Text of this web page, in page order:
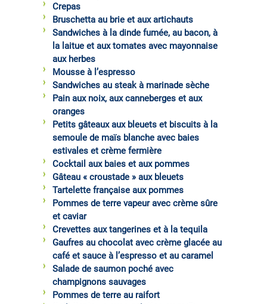
Crepas
Bruschetta au brie et aux artichauts
Sandwiches à la dinde fumée, au bacon, à
la laitue et aux tomates avec mayonnaise
aux herbes
Mousse à l’espresso
Sandwiches au steak à marinade sèche
Pain aux noix, aux canneberges et aux
oranges
Petits gâteaux aux bleuets et biscuits à la
semoule de maïs blanche avec baies
estivales et crème fermière
Cocktail aux baies et aux pommes
Gâteau « croustade » aux bleuets
Tartelette française aux pommes
Pommes de terre vapeur avec crème sûre
et caviar
Crevettes aux tangerines et à la tequila
Gaufres au chocolat avec crème glacée au
café et sauce à l’espresso et au caramel
Salade de saumon poché avec
champignons sauvages
Pommes de terre au raifort